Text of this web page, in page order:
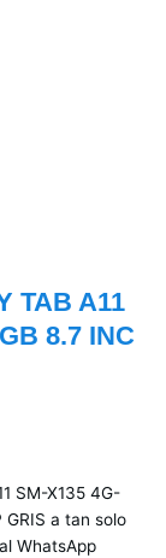
TAB A11
8.7 INC
SM-X135 4G-
GRIS a tan solo
WhatsApp